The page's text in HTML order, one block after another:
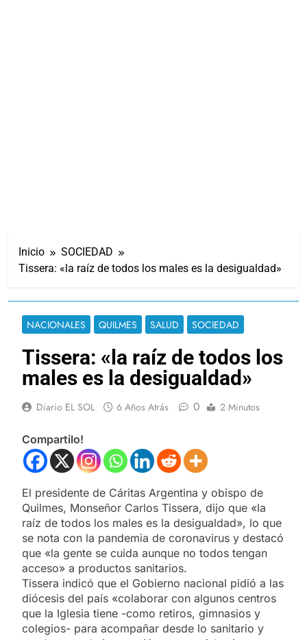
Inicio
SOCIEDAD
Tissera: «la raíz de todos los males es la desigualdad»
NACIONALES QUILMES SALUD SOCIEDAD
Tissera: «la raíz de todos los
males es la desigualdad»
Diario EL SOL 6 Años Atrás 0 2 Minutos
Compartilo!
El presidente de Cáritas Argentina y obispo de
Quilmes, Monseñor Carlos Tissera, dijo que «la
raíz de todos los males es la desigualdad», lo que
se nota con la pandemia de coronavirus y destacó
que «la gente se cuida aunque no todos tengan
acceso» a productos sanitarios.
Tissera indicó que el Gobierno nacional pidió a las
diócesis del país «colaborar con algunos centros
que la Iglesia tiene -como retiros, gimnasios y
colegios- para acompañar desde lo sanitario y